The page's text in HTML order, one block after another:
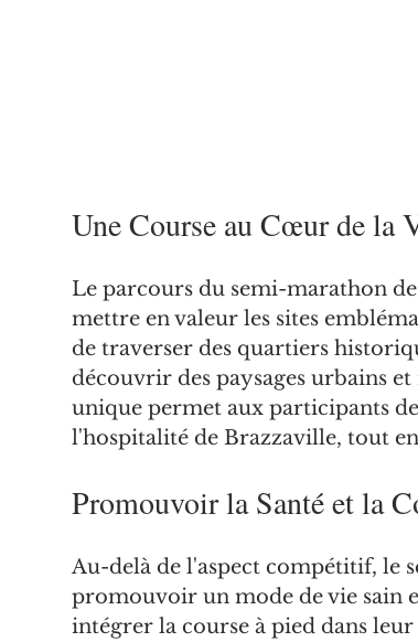
Une Course au Cœur de la
Le parcours du semi-marathon
mettre en valeur les sites
de traverser des quartiers
découvrir des paysages urbains
unique permet aux participants
l'hospitalité de Brazzaville, tout
Promouvoir la Santé et la
Au-delà de l'aspect compétitif, le
promouvoir un mode de vie sain
intégrer la course à pied dans